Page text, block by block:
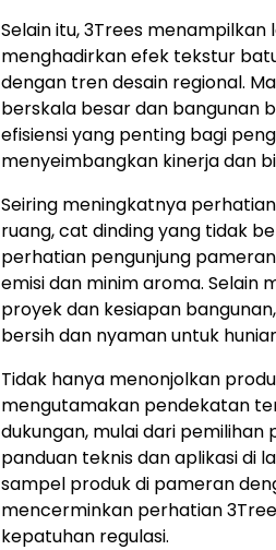
Selain itu, 3Trees
menghadirkan efek tekstur
dengan tren desain regional.
berskala besar dan bangunan
efisiensi yang penting bagi
menyeimbangkan kinerja dan
Seiring meningkatnya
ruang, cat dinding yang tidak
perhatian pengunjung
emisi dan minim aroma.
proyek dan kesiapan
bersih dan nyaman untuk
Tidak hanya menonjolkan
mengutamakan pendekatan
dukungan, mulai dari pemilihan
panduan teknis dan aplikasi di
sampel produk di pameran
mencerminkan perhatian
kepatuhan regulasi.